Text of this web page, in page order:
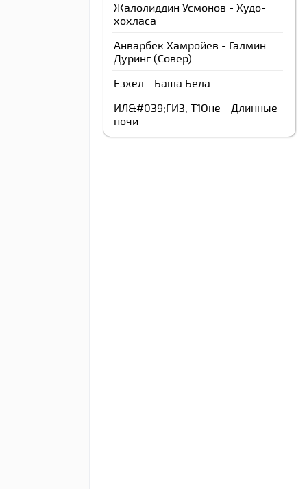
Жалолиддин Усмонов - Худо-
хохласа
Анварбек Xамройев - Галмин
Дуринг (Cовер)
Езхел - Баша Бела
ИЛ&#039;ГИЗ, Т1Оне - Длинные
ночи